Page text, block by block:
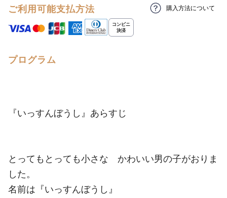
ご利用可能支払方法 購入方法について
プログラム
『いっすんぼうし』あらすじ
とってもとっても小さな かわいい男の子がおりま
した。
名前は『いっすんぼうし』